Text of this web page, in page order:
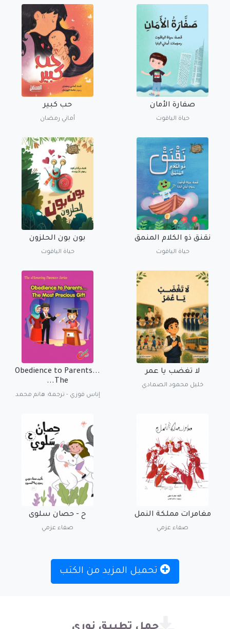
صفارة الأمان
حياة الياقوت
حب كبير
أماني رمضان
نقنق ذو الكلام المنمق
حياة الياقوت
بون بون الحلزون
حياة الياقوت
لا تغضب يا عمر
خليل محمود الصمادي
Obedience to Parents...
The...
إناس فوزي - ترجمة: هانم محمد
مغامرات مملكة النمل
صفاء عزمي
ح - حصان سلوى
صفاء عزمي
تحميل المزيد من الكتب